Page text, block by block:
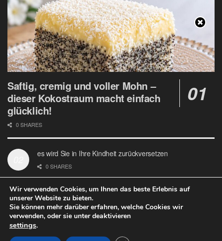
Saftig, cremig und voller Mohn –
dieser Kokostraum macht einfach
glücklich!
0 SHARES
es wird Sie in Ihre Kindheit zurückversetzen
0 SHARES
Datenschutz Google Analytics und Cookie Dateien
© 2020Welt Rezept - design with ♥ by Welt Rezept
Wir verwenden Cookies, um Ihnen das beste Erlebnis auf
unserer Website zu bieten.
Sie können mehr darüber erfahren, welche Cookies wir
verwenden, oder sie unter deaktivieren
settings.